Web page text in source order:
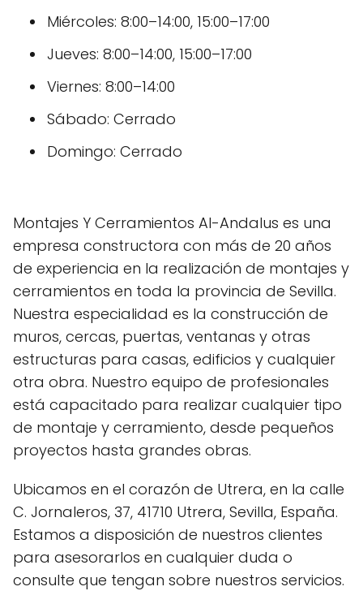
Miércoles: 8:00–14:00, 15:00–17:00
Jueves: 8:00–14:00, 15:00–17:00
Viernes: 8:00–14:00
Sábado: Cerrado
Domingo: Cerrado
Montajes Y Cerramientos Al-Andalus es una
empresa constructora con más de 20 años
de experiencia en la realización de montajes y
cerramientos en toda la provincia de Sevilla.
Nuestra especialidad es la construcción de
muros, cercas, puertas, ventanas y otras
estructuras para casas, edificios y cualquier
otra obra. Nuestro equipo de profesionales
está capacitado para realizar cualquier tipo
de montaje y cerramiento, desde pequeños
proyectos hasta grandes obras.
Ubicamos en el corazón de Utrera, en la calle
C. Jornaleros, 37, 41710 Utrera, Sevilla, España.
Estamos a disposición de nuestros clientes
para asesorarlos en cualquier duda o
consulte que tengan sobre nuestros servicios.